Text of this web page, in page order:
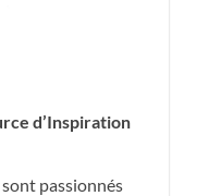
d’Inspiration
passionnés